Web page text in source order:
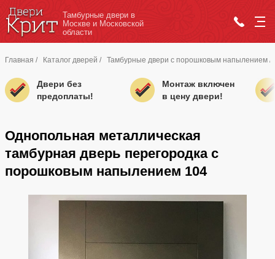
Тамбурные двери в
Москве и Московской
области
Главная / Каталог дверей / Тамбурные двери с порошковым напылением /
Двери без
предоплаты!
Монтаж включен
в цену двери!
Однопольная металлическая
тамбурная дверь перегородка с
порошковым напылением 104